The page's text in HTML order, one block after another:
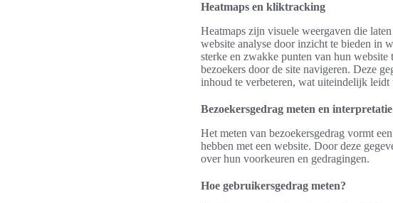
Heatmaps en kliktracking
Heatmaps zijn visuele weergaven die
website analyse door inzicht te bieden in
sterke en zwakke punten van hun
bezoekers door de site navigeren. Deze
inhoud te verbeteren, wat uiteindelijk leidt
Bezoekersgedrag meten en
Het meten van bezoekersgedrag vormt
hebben met een website. Door deze
over hun voorkeuren en gedragingen.
Hoe gebruikersgedrag meten?